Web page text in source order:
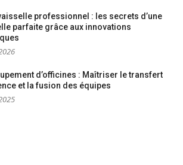
professionnel : les secrets d’une
parfaite grâce aux innovations
d’officines : Maîtriser le transfert
et la fusion des équipes